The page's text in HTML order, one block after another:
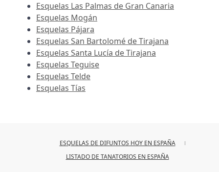
Esquelas Las Palmas de Gran Canaria
Esquelas Mogán
Esquelas Pájara
Esquelas San Bartolomé de Tirajana
Esquelas Santa Lucía de Tirajana
Esquelas Teguise
Esquelas Telde
Esquelas Tías
ESQUELAS DE DIFUNTOS HOY EN ESPAÑA
LISTADO DE TANATORIOS EN ESPAÑA